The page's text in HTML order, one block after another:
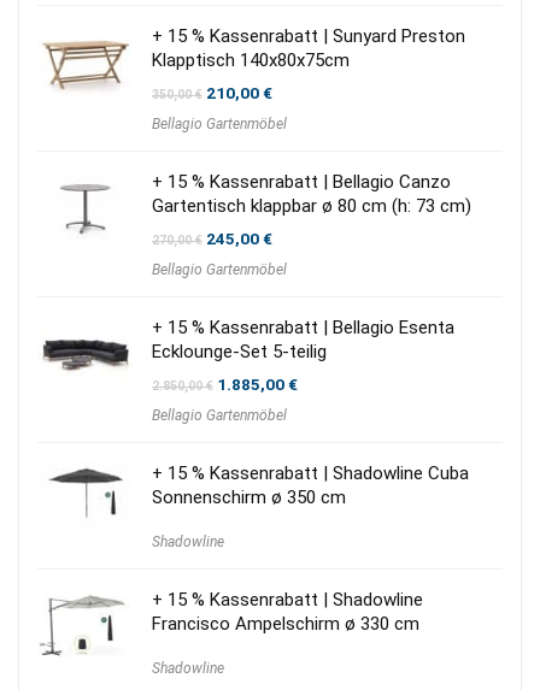
+ 15 % Kassenrabatt | Sunyard Preston
Klapptisch 140x80x75cm
350,00€ Ursprünglicher
war:
210,00€Aktueller
ist:
Bellagio Gartenmöbel
+ 15 % Kassenrabatt | Bellagio Canzo
Gartentisch klappbar ø 80 cm (h: 73 cm)
270,00€ Ursprünglicher
war:
245,00€Aktueller
ist:
Bellagio Gartenmöbel
+ 15 % Kassenrabatt | Bellagio Esenta
Ecklounge-Set 5-teilig
2.850,00€ Ursprünglicher
war:
1.885,00€Aktueller
Bellagio Gartenmöbel
+ 15 % Kassenrabatt | Shadowline Cuba
Sonnenschirm ø 350 cm
Shadowline
+ 15 % Kassenrabatt | Shadowline
Francisco Ampelschirm ø 330 cm
Shadowline